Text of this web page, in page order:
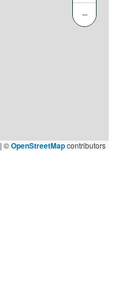
−
| ©OpenStreetMapcontributors